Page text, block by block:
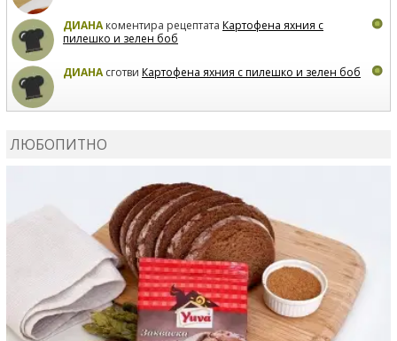
ДИАНАкоментира рецептата Картофена яхния с
пилешко и зелен боб
ДИАНАсготви Картофена яхния с пилешко и зелен боб
ЛЮБОПИТНО